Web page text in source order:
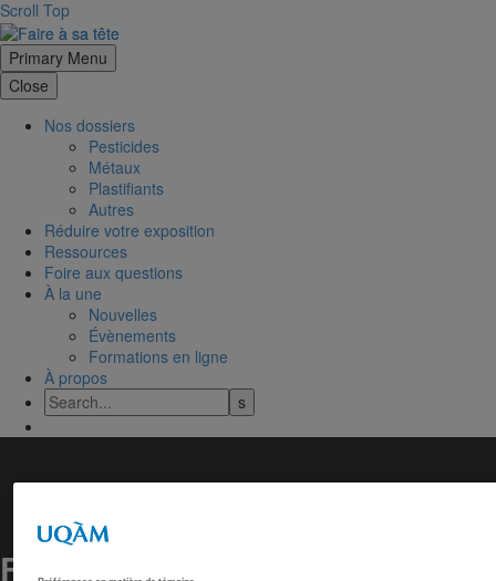
Scroll Top
Primary Menu
Close
Nos dossiers
Pesticides
Métaux
Plastifiants
Autres
Réduire votre exposition
Ressources
Foire aux questions
À la une
Nouvelles
Évènements
Formations en ligne
À propos
Rouyn-Noranda : une population